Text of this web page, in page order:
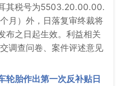
其税号为5503.20.00.00.
月）外，日落复审终裁将
布之日起生效。利益相关
调查问卷、案件评述意见
轮胎作出第一次反补贴日